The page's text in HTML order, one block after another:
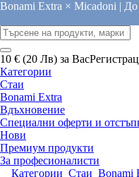
Bonami Extra × Micadoni |
10 € (20 Лв) за Вас
Категории
Стаи
Bonami Extra
Вдъхновение
Специални оферти и
Нови
Премиум продукти
За професионалисти
Категории Стаи Bonami